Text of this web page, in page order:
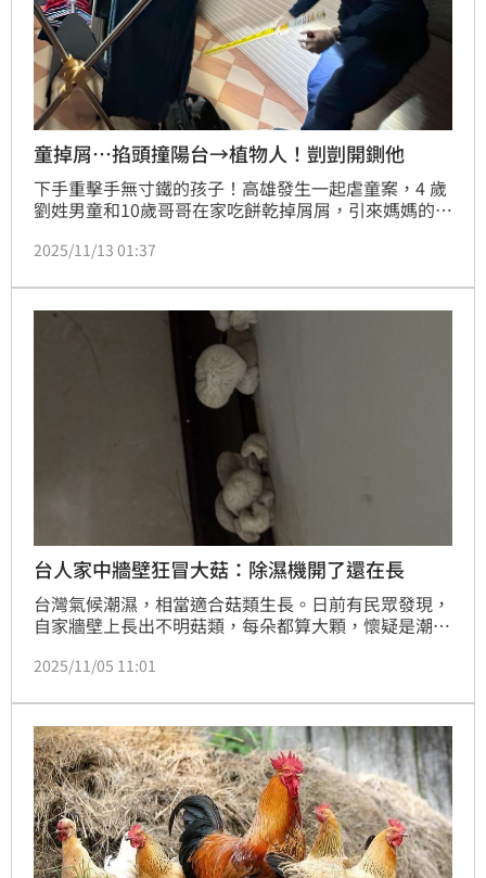
童掉屑…掐頭撞陽台→植物人！剴剴開鍘他
下手重擊手無寸鐵的孩子！高雄發生一起虐童案，4 歲
劉姓男童和10歲哥哥在家吃餅乾掉屑屑，引來媽媽的
指回敬，惹怒鄭男抓頭撞擊陽台牆壁，男童連喊3天頭
出血成了植物人。檢方怒批鄭男始終狡辯，依兒虐致重
傷罪起訴並向法院求刑12年，成為修法後，全台第一人
適用「剴剴條款」。
2025/11/13 01:37
台人家中牆壁狂冒大菇：除濕機開了還在長
台灣氣候潮濕，相當適合菇類生長。日前有民眾發現，
自家牆壁上長出不明菇類，每朵都算大顆，懷疑是潮濕
直長菇類該怎麼處理？」許多人看到，紛紛提出恐是牆
建議原PO找水電來看一下，如有必要得抓漏。
2025/11/05 11:01